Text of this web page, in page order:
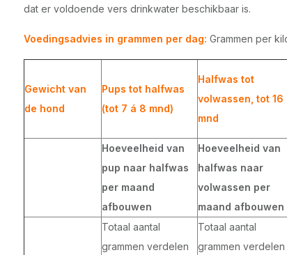
dat er voldoende vers drinkwater beschikbaar is.
Voedingsadvies in grammen per dag: Grammen per
Gewicht van
de hond
Pups tot halfwas
(tot 7 á 8 mnd)
Halfwas tot
volwassen, tot 16
mnd
Hoeveelheid van
pup naar halfwas
per maand
afbouwen
Hoeveelheid van
halfwas naar
volwassen per
maand afbouwen
Totaal aantal
grammen verdelen
Totaal aantal
grammen verdelen